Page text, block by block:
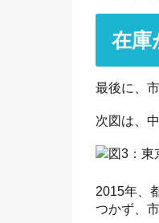
在庫
最後に、
次図は、
2015年、
つかず、